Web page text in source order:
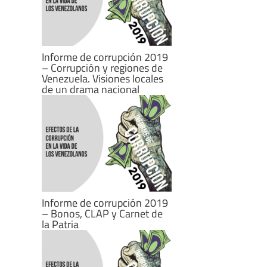
Informe de corrupción 2019
– Corrupción y regiones de
Venezuela. Visiones locales
de un drama nacional
Informe de corrupción 2019
– Bonos, CLAP y Carnet de
la Patria